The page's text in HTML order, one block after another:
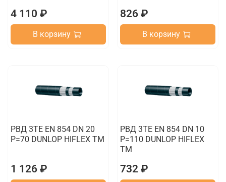
4 110 ₽
В корзину
826 ₽
В корзину
РВД 3TE EN 854 DN 20
P=70 DUNLOP HIFLEX TM
1 126 ₽
РВД 3TE EN 854 DN 10
P=110 DUNLOP HIFLEX
TM
732 ₽